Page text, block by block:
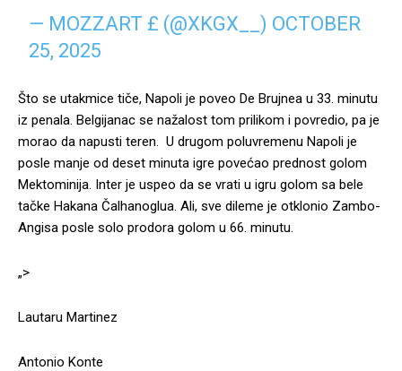
— MOZZART £ (@XKGX__) OCTOBER
25, 2025
Što se utakmice tiče, Napoli je poveo De Brujnea u 33. minutu
iz penala. Belgijanac se nažalost tom prilikom i povredio, pa je
morao da napusti teren. U drugom poluvremenu Napoli je
posle manje od deset minuta igre povećao prednost golom
Mektominija. Inter je uspeo da se vrati u igru golom sa bele
tačke Hakana Čalhanoglua. Ali, sve dileme je otklonio Zambo-
Angisa posle solo prodora golom u 66. minutu.
„>
Lautaru Martinez
Antonio Konte